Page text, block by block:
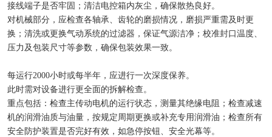
接线端子是否牢固；清洁电控箱内灰尘，确保散热良好。
对机械部分，应检查各轴承、齿轮的磨损情况，磨损严重需及时更
换；清洗或更换气动系统的过滤器，保证气源洁净；校准封口温度、
压力及包装尺寸等参数，确保包装效果一致。
每运行2000小时或每半年，应进行一次深度保养。
此时需对设备进行更全面的拆解检查。
重点包括：检查主传动电机的运行状态，测量其绝缘电阻；检查减速
机的润滑油质与油量，按规定周期更换或补充专用润滑油；检查所有
安全防护装置是否完好有效，如急停按钮、安全光幕等。